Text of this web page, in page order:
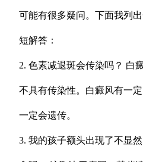
可能有很多疑问。下面我列
短解答：
2. 色素减退斑会传染吗？ 白
不具有传染性。白癜风有一
一定会遗传。
3. 我的孩子额头出现了不显